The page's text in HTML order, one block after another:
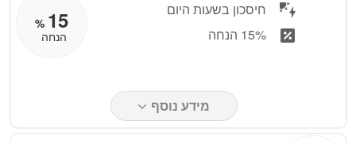
חיסכון בשעות היום
15% הנחה
15
%
הנחה
מידע נוסף